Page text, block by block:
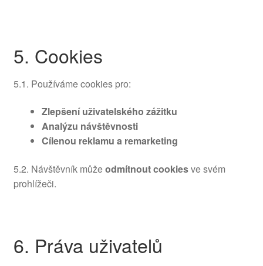
5. Cookies
5.1. Používáme cookies pro:
Zlepšení uživatelského zážitku
Analýzu návštěvnosti
Cílenou reklamu a remarketing
5.2. Návštěvník můžeodmítnout cookiesve svém
prohlížeči.
6. Práva uživatelů